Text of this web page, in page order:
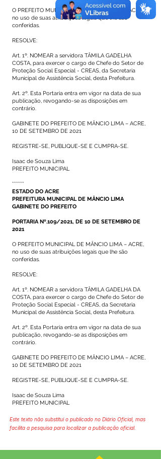
O PREFEITO MUNICIPAL DE MÂNCIO LIMA – ACRE,
no uso de suas atribuições legais que lhe são
conferidas.
RESOLVE:
Art. 1º. NOMEAR a servidora TÂMILA GADELHA
COSTA, para exercer o cargo de Chefe do Setor de
Proteção Social Especial - CREAS, da Secretaria
Municipal de Assistência Social, desta Prefeitura.
Art. 2º. Esta Portaria entra em vigor na data de sua
publicação, revogando-se as disposições em
contrário.
GABINETE DO PREFEITO DE MÂNCIO LIMA – ACRE,
10 DE SETEMBRO DE 2021
REGISTRE-SE, PUBLIQUE-SE E CUMPRA-SE.
Isaac de Souza Lima
PREFEITO MUNICIPAL
******
ESTADO DO ACRE
PREFEITURA MUNICIPAL DE MÂNCIO LIMA
GABINETE DO PREFEITO
PORTARIA Nº.109/2021, DE 10 DE SETEMBRO DE
2021
O PREFEITO MUNICIPAL DE MÂNCIO LIMA – ACRE,
no uso de suas atribuições legais que lhe são
conferidas.
RESOLVE:
Art. 1º. NOMEAR a servidora TÂMILA GADELHA DA
COSTA, para exercer o cargo de Chefe do Setor de
Proteção Social Especial - CREAS, da Secretaria
Municipal de Assistência Social, desta Prefeitura.
Art. 2º. Esta Portaria entra em vigor na data de sua
publicação, revogando-se as disposições em
contrário.
GABINETE DO PREFEITO DE MÂNCIO LIMA – ACRE,
10 DE SETEMBRO DE 2021
REGISTRE-SE, PUBLIQUE-SE E CUMPRA-SE.
Isaac de Souza Lima
PREFEITO MUNICIPAL
Este texto não substitui o publicado no Diário Oficial, mas
facilita a pesquisa para localizar a publicação oficial.